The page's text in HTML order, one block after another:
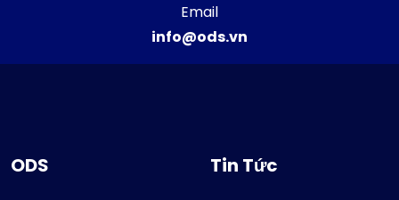
Email
info@ods.vn
ODS Tin Tức